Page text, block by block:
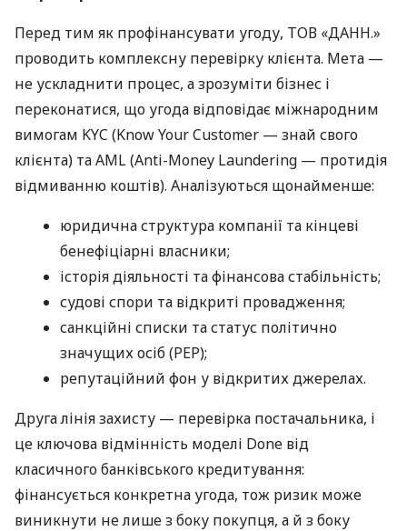
Перед тим як профінансувати угоду, ТОВ «ДАНН.»
проводить комплексну перевірку клієнта. Мета —
не ускладнити процес, а зрозуміти бізнес і
переконатися, що угода відповідає міжнародним
вимогам KYC (Know Your Customer — знай свого
клієнта) та AML (Anti-Money Laundering — протидія
відмиванню коштів). Аналізуються щонайменше:
юридична структура компанії та кінцеві
бенефіціарні власники;
історія діяльності та фінансова стабільність;
судові спори та відкриті провадження;
санкційні списки та статус політично
значущих осіб (PEP);
репутаційний фон у відкритих джерелах.
Друга лінія захисту — перевірка постачальника, і
це ключова відмінність моделі Done від
класичного банківського кредитування:
фінансується конкретна угода, тож ризик може
виникнути не лише з боку покупця, а й з боку